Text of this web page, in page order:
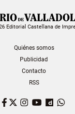
Editorial Castellana de
Quiénes somos
Publicidad
Contacto
RSS
Facebook
TwitterInstagram
YouTube